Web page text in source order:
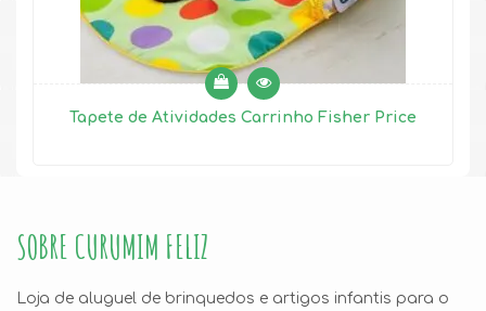
Tapete de Atividades Carrinho Fisher Price
SOBRE CURUMIM FELIZ
Loja de aluguel de brinquedos e artigos infantis para o